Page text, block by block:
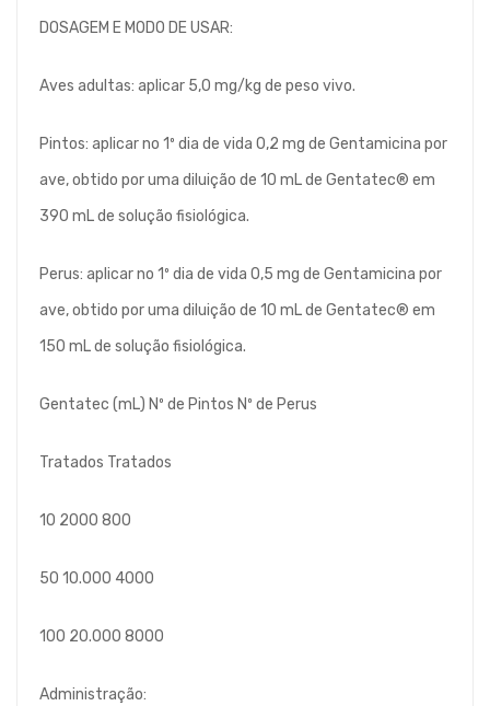
DOSAGEM E MODO DE USAR:
Aves adultas: aplicar 5,0 mg/kg de peso vivo.
Pintos: aplicar no 1º dia de vida 0,2 mg de Gentamicina por
ave, obtido por uma diluição de 10 mL de Gentatec® em
390 mL de solução fisiológica.
Perus: aplicar no 1º dia de vida 0,5 mg de Gentamicina por
ave, obtido por uma diluição de 10 mL de Gentatec® em
150 mL de solução fisiológica.
Gentatec (mL) Nº de Pintos Nº de Perus
Tratados Tratados
10 2000 800
50 10.000 4000
100 20.000 8000
Administração: